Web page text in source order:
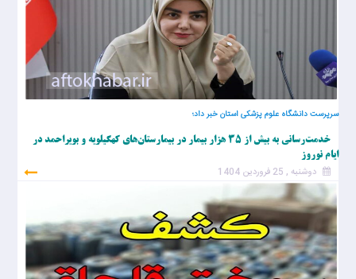
سرپرست دانشگاه علوم پزشکی استان خبر داد؛
خدمت‌رسانی به بیش از ۳۵ هزار بیمار در بیمارستان‌های کهگیلویه و بویراحمد در
ایام نوروز
دوشنبه , 25 فروردین 1404